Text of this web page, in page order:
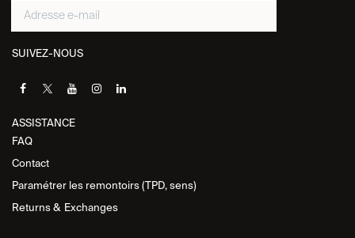
SUIVEZ-NOUS
ASSISTANCE​
FAQ
Contact
Paramétrer les remontoirs (TPD, sens)
Returns & Exchanges